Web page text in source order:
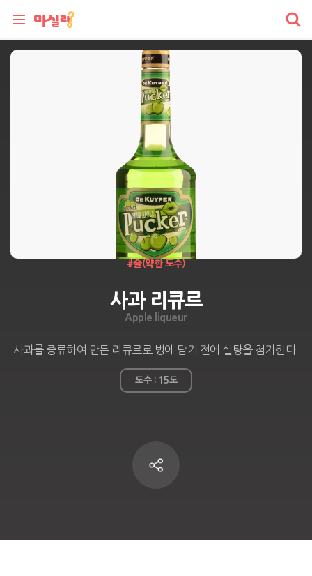
#술(약한 도수)
사과 리큐르
Apple liqueur
사과를 증류하여 만든 리큐르로 병에 담기 전에 설탕을 첨가한다.
도수 : 15도